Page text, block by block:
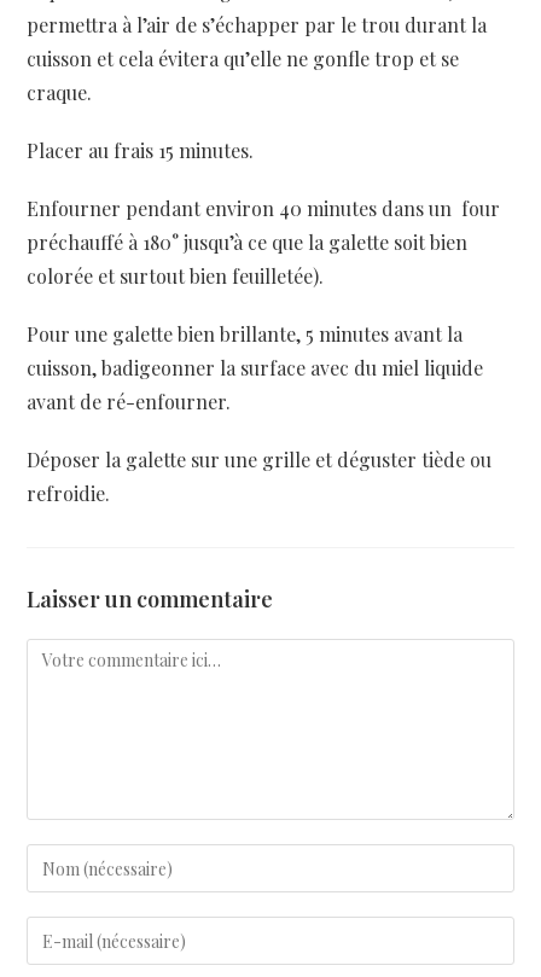
permettra à l’air de s’échapper par le trou durant la
cuisson et cela évitera qu’elle ne gonfle trop et se
craque.
Placer au frais 15 minutes.
Enfourner pendant environ 40 minutes dans un four
préchauffé à 180° jusqu’à ce que la galette soit bien
colorée et surtout bien feuilletée).
Pour une galette bien brillante, 5 minutes avant la
cuisson, badigeonner la surface avec du miel liquide
avant de ré-enfourner.
Déposer la galette sur une grille et déguster tiède ou
refroidie.
Laisser un commentaire